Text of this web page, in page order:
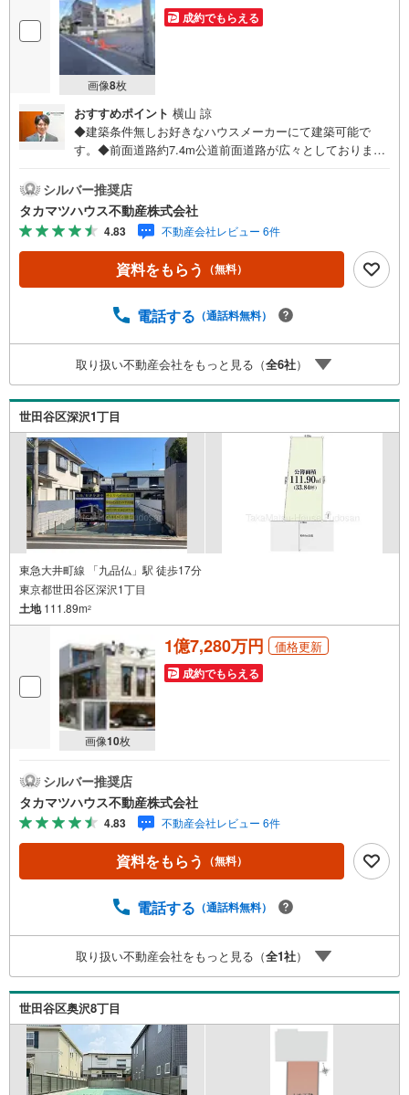
画像8枚
成約でもらえる
おすすめポイント 横山 諒
◆建築条件無しお好きなハウスメーカーにて建築可能で
す。◆前面道路約7.4m公道前面道路が広々としておりま
複数駅・複数路線利用可能な好立地通勤通学・お出かけに
便利な立地です。
シルバー推奨店
タカマツハウス不動産株式会社
4.83 不動産会社レビュー 6件
資料をもらう （無料）
電話する （通話料無料）
取り扱い不動産会社をもっと見る（全6社）
世田谷区深沢1丁目
東急大井町線 「九品仏」駅 徒歩17分
東京都世田谷区深沢1丁目
土地111.89m2
画像10枚
1億7,280万円 価格更新
成約でもらえる
シルバー推奨店
タカマツハウス不動産株式会社
4.83 不動産会社レビュー 6件
資料をもらう （無料）
電話する （通話料無料）
取り扱い不動産会社をもっと見る（全1社）
世田谷区奥沢8丁目